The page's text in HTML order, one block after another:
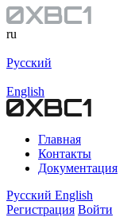
ru
Русский
English
Главная
Контакты
Документация
Русский English
Регистрация Войти